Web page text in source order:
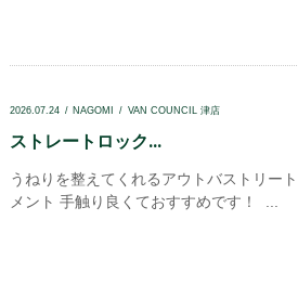
2026.07.24 NAGOMI VAN COUNCIL 津店
ストレートロック...
うねりを整えてくれるアウトバストリート
メント 手触り良くておすすめです！ ...